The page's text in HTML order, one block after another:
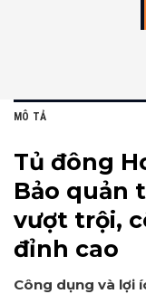
MÔ TẢ
Tủ đông
Bảo quản
vượt trội,
đỉnh cao
Công dụng và lợi